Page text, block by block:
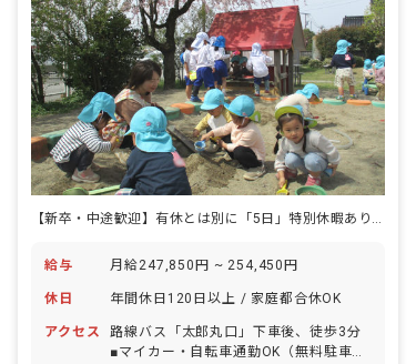
給与 月給247,850円 ~ 254,450円
休日 年間休日120日以上 / 家庭都合休OK
アクセス
路線バス「太郎丸口」下車後、徒歩3分
■マイカー・自転車通勤OK（無料駐車場